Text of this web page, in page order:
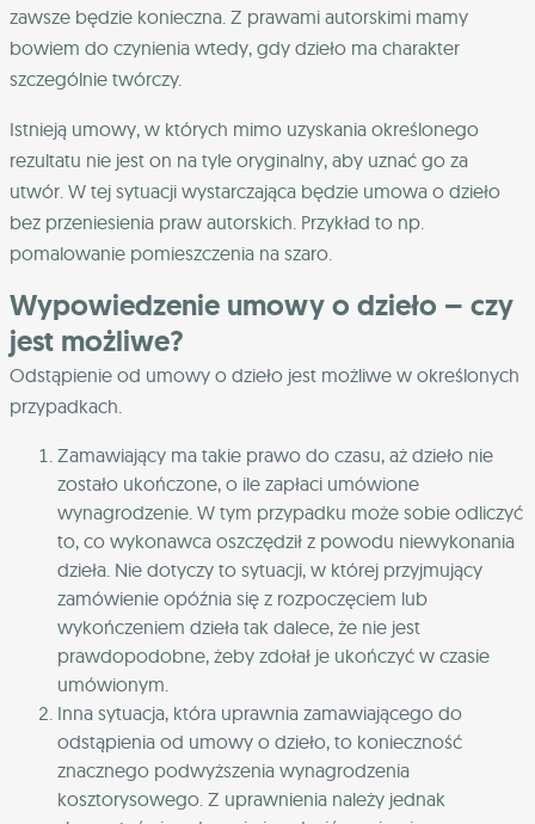
zawsze będzie konieczna. Z prawami autorskimi mamy
bowiem do czynienia wtedy, gdy dzieło ma charakter
szczególnie twórczy.
Istnieją umowy, w których mimo uzyskania określonego
rezultatu nie jest on na tyle oryginalny, aby uznać go za
utwór. W tej sytuacji wystarczająca będzie umowa o dzieło
bez przeniesienia praw autorskich. Przykład to np.
pomalowanie pomieszczenia na szaro.
Wypowiedzenie umowy o dzieło – czy
jest możliwe?
Odstąpienie od umowy o dzieło jest możliwe w określonych
przypadkach.
Zamawiający ma takie prawo do czasu, aż dzieło nie
zostało ukończone, o ile zapłaci umówione
wynagrodzenie. W tym przypadku może sobie odliczyć
to, co wykonawca oszczędził z powodu niewykonania
dzieła. Nie dotyczy to sytuacji, w której przyjmujący
zamówienie opóźnia się z rozpoczęciem lub
wykończeniem dzieła tak dalece, że nie jest
prawdopodobne, żeby zdołał je ukończyć w czasie
umówionym.
Inna sytuacja, która uprawnia zamawiającego do
odstąpienia od umowy o dzieło, to konieczność
znacznego podwyższenia wynagrodzenia
kosztorysowego. Z uprawnienia należy jednak